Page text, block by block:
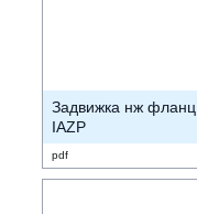
Задвижка нж фланц
IAZP
pdf